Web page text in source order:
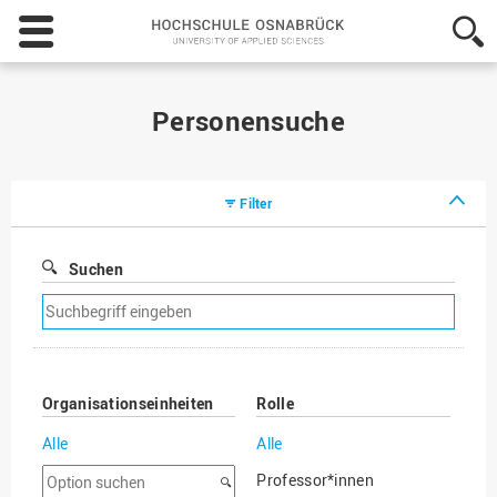
Hochschule
Osnabrück
-
Personensuche
Filter
Suchen
Suchfilter
entfernen
Organisationseinheiten
Alle
Option
Rolle
Alle
Professor*innen